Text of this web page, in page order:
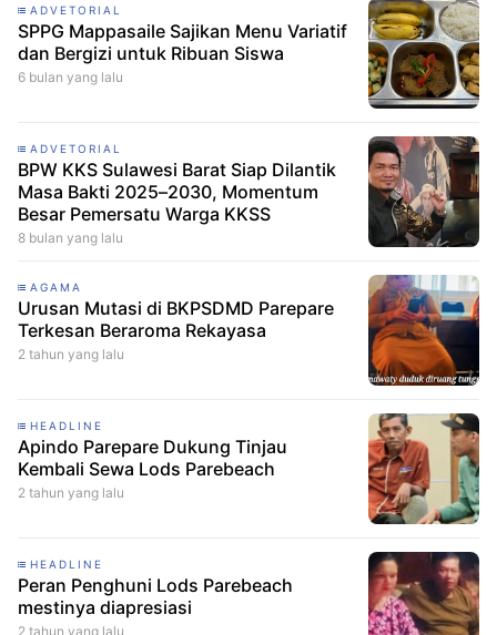
ADVETORIAL
SPPG Mappasaile Sajikan Menu Variatif
dan Bergizi untuk Ribuan Siswa
6 bulan yang lalu
ADVETORIAL
BPW KKS Sulawesi Barat Siap Dilantik
Masa Bakti 2025–2030, Momentum
Besar Pemersatu Warga KKSS
8 bulan yang lalu
AGAMA
Urusan Mutasi di BKPSDMD Parepare
Terkesan Beraroma Rekayasa
2 tahun yang lalu
HEADLINE
Apindo Parepare Dukung Tinjau
Kembali Sewa Lods Parebeach
2 tahun yang lalu
HEADLINE
Peran Penghuni Lods Parebeach
mestinya diapresiasi
2 tahun yang lalu